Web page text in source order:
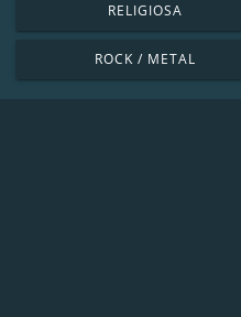
RELIGIOSA
ROCK / METAL